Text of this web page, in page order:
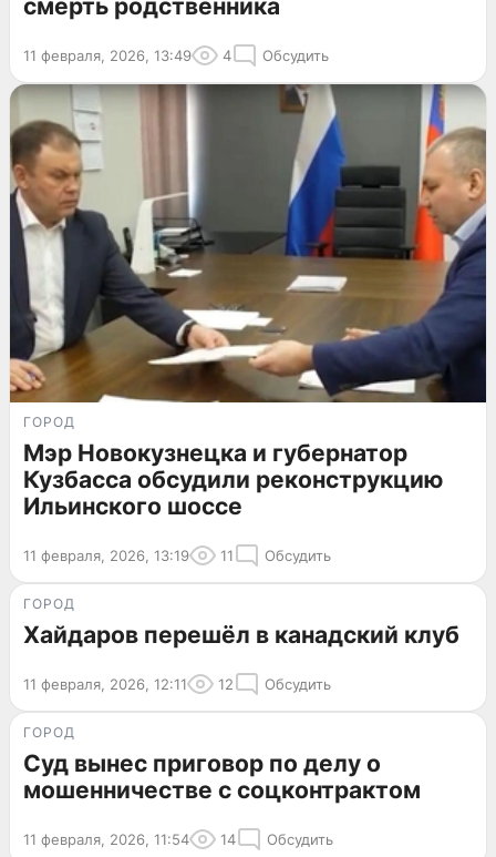
смерть родственника
11 февраля, 2026, 13:49 4 Обсудить
ГОРОД
Мэр Новокузнецка и губернатор
Кузбасса обсудили реконструкцию
Ильинского шоссе
11 февраля, 2026, 13:19 11 Обсудить
ГОРОД
Хайдаров перешёл в канадский клуб
11 февраля, 2026, 12:11 12 Обсудить
ГОРОД
Суд вынес приговор по делу о
мошенничестве с соцконтрактом
11 февраля, 2026, 11:54 14 Обсудить